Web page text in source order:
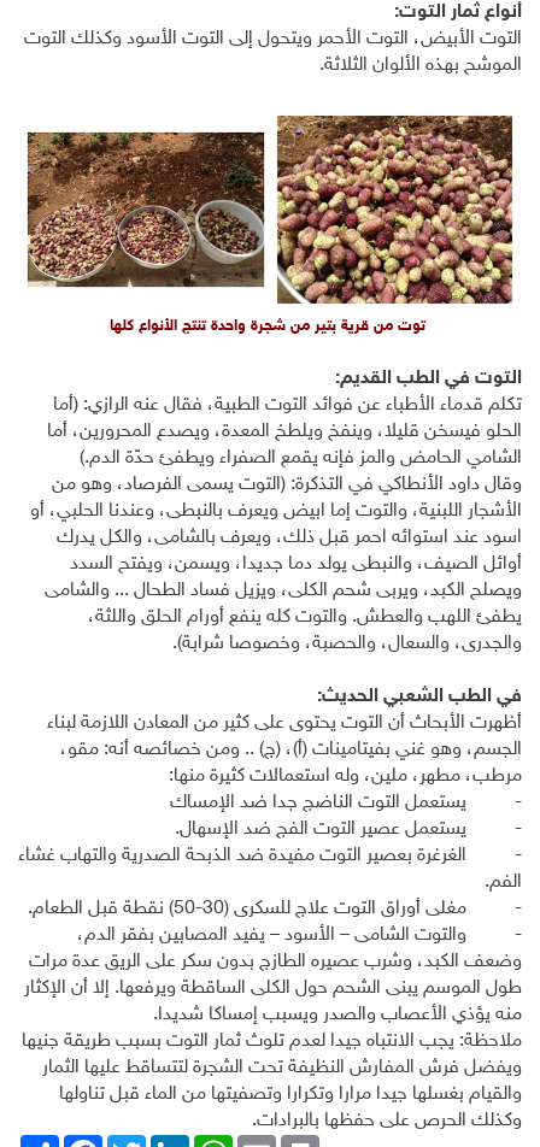
أنواع ثمار التوت:
التوت الأبيض، التوت الأحمر ويتحول إلى التوت الأسود وكذلك التوت
الموشح بهذه الألوان الثلاثة.
توت من قرية بتير من شجرة واحدة تنتج الأنواع كلها
التوت في الطب القديم:
تكلم قدماء الأطباء عن فوائد التوت الطبية، فقال عنه الرازي: (أما
الحلو فيسخن قليلا، وينفخ ويلطخ المعدة، ويصدع المحرورين، أما
الشامي الحامض والمز فإنه يقمع الصفراء ويطفئ حدّة الدم.)
وقال داود الأنطاكي في التذكرة: (التوت يسمى الفرصاد، وهو من
الأشجار اللبنية، والتوت إما ابيض ويعرف بالنبطى، وعندنا الحلبي، أو
اسود عند استوائه احمر قبل ذلك، ويعرف بالشامى، والكل يدرك
أوائل الصيف، والنبطى يولد دما جديدا، ويسمن، ويفتح السدد
ويصلح الكبد، ويربى شحم الكلى، ويزيل فساد الطحال ... والشامى
يطفئ اللهب والعطش. والتوت كله ينفع أورام الحلق واللثة،
والجدرى، والسعال، والحصبة، وخصوصا شرابة).
في الطب الشعبي الحديث:
أظهرت الأبحاث أن التوت يحتوى على كثير من المعادن اللازمة لبناء
الجسم، وهو غني بفيتامينات (أ)، (ج) .. ومن خصائصه أنه: مقو،
مرطب، مطهر، ملين، وله استعمالات كثيرة منها:
- يستعمل التوت الناضج جدا ضد الإمساك
- يستعمل عصير التوت الفج ضد الإسهال.
- الغرغرة بعصير التوت مفيدة ضد الذبحة الصدرية والتهاب غشاء
الفم.
- مغلى أوراق التوت علاج للسكرى (30-50) نقطة قبل الطعام.
- والتوت الشامى – الأسود – يفيد المصابين بفقر الدم،
وضعف الكبد، وشرب عصيره الطازج بدون سكر على الريق عدة مرات
طول الموسم يبنى الشحم حول الكلى الساقطة ويرفعها. إلا أن الإكثار
منه يؤذي الأعصاب والصدر ويسبب إمساكا شديدا.
ملاحظة: يجب الانتباه جيدا لعدم تلوث ثمار التوت بسبب طريقة جنيها
ويفضل فرش المفارش النظيفة تحت الشجرة لتتساقط عليها الثمار
والقيام بغسلها جيدا مرارا وتكرارا وتصفيتها من الماء قبل تناولها
وكذلك الحرص على حفظها بالبرادات.